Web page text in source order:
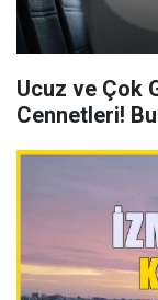
Ucuz ve Çok
Cennetleri!